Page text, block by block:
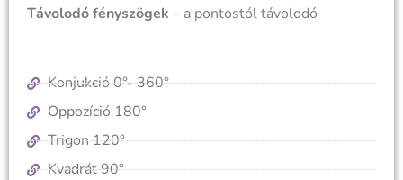
Távolodó fényszögek – a pontostól távolodó
Konjukció 0°- 360°
Oppozíció 180°
Trigon 120°
Kvadrát 90°